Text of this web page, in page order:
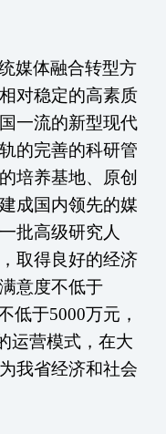
媒体融合转型方
对稳定的高素质
一流的新型现代
的完善的科研管
培养基地、原创
成国内领先的媒
批高级研究人
取得良好的经济
意度不低于
低于5000万元，
运营模式，在大
我省经济和社会